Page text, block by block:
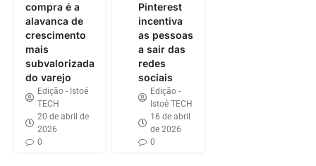
compra é a
alavanca de
crescimento
mais
subvalorizada
do varejo
Edição - Istoé
TECH
20 de abril de
2026
0
Pinterest
incentiva
as pessoas
a sair das
redes
sociais
Edição -
Istoé TECH
16 de abril
de 2026
0